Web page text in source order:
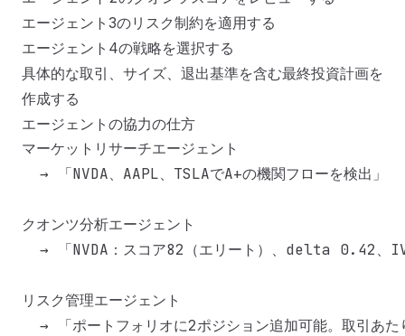
エージェント3のリスク制約を適用する
エージェント4の戦略を選択する
具体的な取引、サイズ、退出基準を含む最終投資計画を
作成する
エージェントの協力の仕方
マーケットリサーチエージェント
  → 「NVDA、AAPL、TSLAでA+の機関フローを検出」
クオンツ分析エージェント
→ 「NVDA：スコア82（エリート）、delta 0.42
リスク管理エージェント
→ 「ポートフォリオに2ポジション追加可能。取引あ